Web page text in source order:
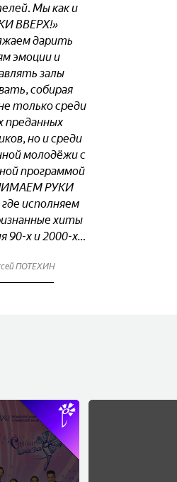
Мы как и
ВВЕРХ!»
дарить
эмоции и
залы
собирая
только среди
преданных
но и среди
молодёжи с
программой
РУКИ
исполняем
хиты
90-х и 2000-х…
ПОТЕХИН